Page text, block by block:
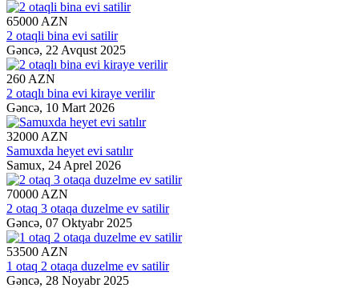
65000 AZN
2 otaqli bina evi satilir
Gəncə, 22 Avqust 2025
260 AZN
2 otaqlı bina evi kiraye verilir
Gəncə, 10 Mart 2026
32000 AZN
Samuxda heyet evi satılır
Samux, 24 Aprel 2026
70000 AZN
2 otaq 3 otaqa duzelme ev satilir
Gəncə, 07 Oktyabr 2025
53500 AZN
1 otaq 2 otaqa duzelme ev satilir
Gəncə, 28 Noyabr 2025